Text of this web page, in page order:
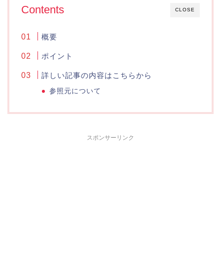
CLOSE
Contents
概要
ポイント
詳しい記事の内容はこちらから
参照元について
スポンサーリンク